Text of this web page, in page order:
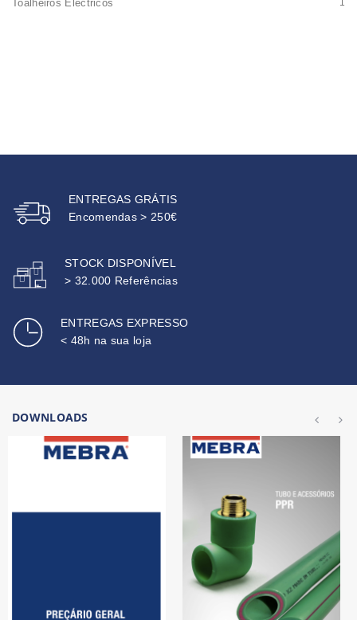
Toalheiros Eléctricos 1
ENTREGAS GRÁTIS
Encomendas > 250€
STOCK DISPONÍVEL
> 32.000 Referências
ENTREGAS EXPRESSO
< 48h na sua loja
DOWNLOADS